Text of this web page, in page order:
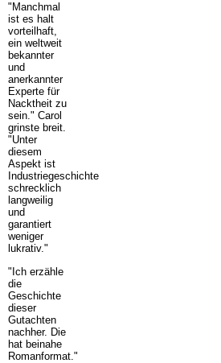
"Manchmal
ist es halt
vorteilhaft,
ein weltweit
bekannter
und
anerkannter
Experte für
Nacktheit zu
sein." Carol
grinste breit.
"Unter
diesem
Aspekt ist
Industriegeschichte
schrecklich
langweilig
und
garantiert
weniger
lukrativ."
"Ich erzähle
die
Geschichte
dieser
Gutachten
nachher. Die
hat beinahe
Romanformat."